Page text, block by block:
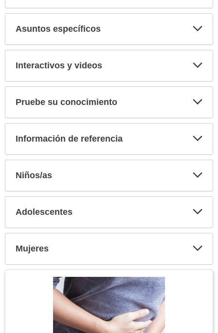
Asuntos específicos
Interactivos y videos
Pruebe su conocimiento
Información de referencia
Niños/as
Adolescentes
Mujeres